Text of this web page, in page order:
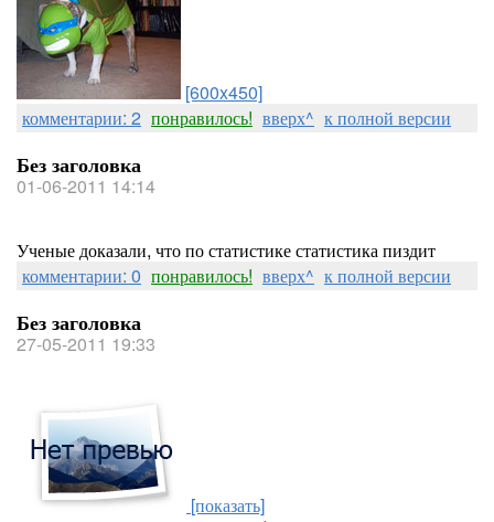
[600x450]
комментарии: 2 понравилось! вверх^ к полной версии
Без заголовка
01-06-2011 14:14
Ученые доказали, что по статистике статистика пиздит
комментарии: 0 понравилось! вверх^ к полной версии
Без заголовка
27-05-2011 19:33
[показать]